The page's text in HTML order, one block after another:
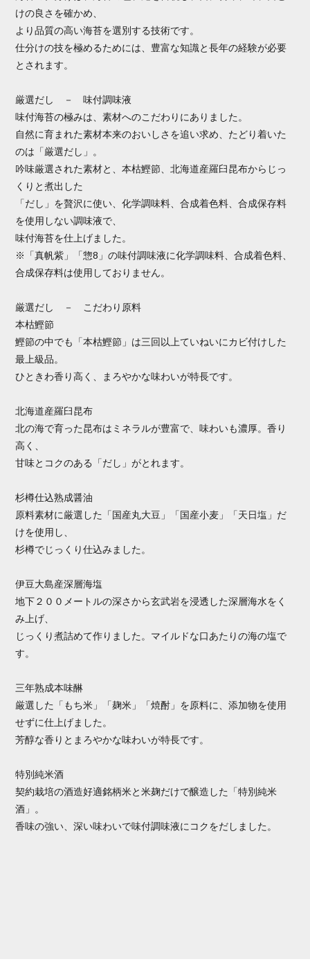
けの良さを確かめ、
より品質の高い海苔を選別する技術です。
仕分けの技を極めるためには、豊富な知識と長年の経験が必要
とされます。
厳選だし － 味付調味液
味付海苔の極みは、素材へのこだわりにありました。
自然に育まれた素材本来のおいしさを追い求め、たどり着いた
のは「厳選だし」。
吟味厳選された素材と、本枯鰹節、北海道産羅臼昆布からじっ
くりと煮出した
「だし」を贅沢に使い、化学調味料、合成着色料、合成保存料
を使用しない調味液で、
味付海苔を仕上げました。
※「真帆紫」「惣8」の味付調味液に化学調味料、合成着色料、
合成保存料は使用しておりません。
厳選だし － こだわり原料
本枯鰹節
鰹節の中でも「本枯鰹節」は三回以上ていねいにカビ付けした
最上級品。
ひときわ香り高く、まろやかな味わいが特長です。
北海道産羅臼昆布
北の海で育った昆布はミネラルが豊富で、味わいも濃厚。香り
高く、
甘味とコクのある「だし」がとれます。
杉樽仕込熟成醤油
原料素材に厳選した「国産丸大豆」「国産小麦」「天日塩」だ
けを使用し、
杉樽でじっくり仕込みました。
伊豆大島産深層海塩
地下２００メートルの深さから玄武岩を浸透した深層海水をく
み上げ、
じっくり煮詰めて作りました。マイルドな口あたりの海の塩で
す。
三年熟成本味醂
厳選した「もち米」「麹米」「焼酎」を原料に、添加物を使用
せずに仕上げました。
芳醇な香りとまろやかな味わいが特長です。
特別純米酒
契約栽培の酒造好適銘柄米と米麹だけで醸造した「特別純米
酒」。
香味の強い、深い味わいで味付調味液にコクをだしました。